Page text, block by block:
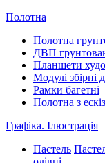
Полотна
Полотна
ДВП
Планшети
Модулі збірні
Рамки багетні
Полотна з
Графіка. Ілюстрація
Пастель